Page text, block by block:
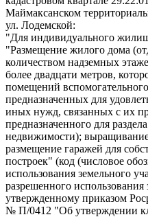
Маймаксанском
ул. Лодемской:
"Для индивидуального
"Размещение жилого дома
количеством надземных
более двадцати метров,
помещений
предназначенных для
иных нужд, связанных с их
предназначенного для
недвижимости); выращивание
размещение гаражей для
построек" (код (числовое
использования земельного
разрешенного использования
утвержденному приказом
№ П/0412 "Об утверждении